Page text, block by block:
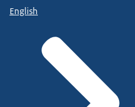
English